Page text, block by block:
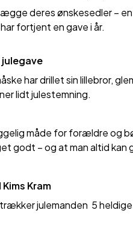
deres ønskesedler –
fortjent en gave i år.
har drillet sin lillebror,
lidt julestemning.
måde for forældre og
godt – og at man altid kan
Kram
julemanden 5